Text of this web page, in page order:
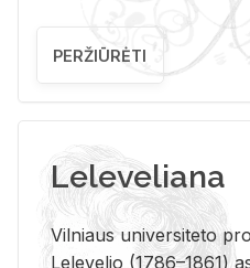
PERŽIŪRĖTI
Leleveliana
Vil­niaus uni­ver­si­te­to
Le­le­ve­lio (1786–1861)